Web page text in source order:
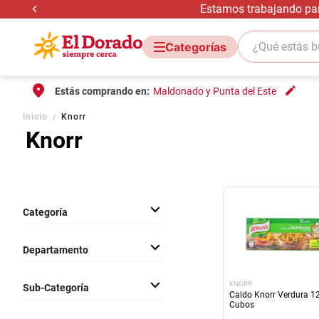
Estamos trabajando
¿Qué estás
Estás comprando en: Maldonado y Punta del Este
Inicio Knorr
Knorr
Departamento
Categoría
Sub-Categoría KNORR
Caldo Knorr Verdura
Cubos